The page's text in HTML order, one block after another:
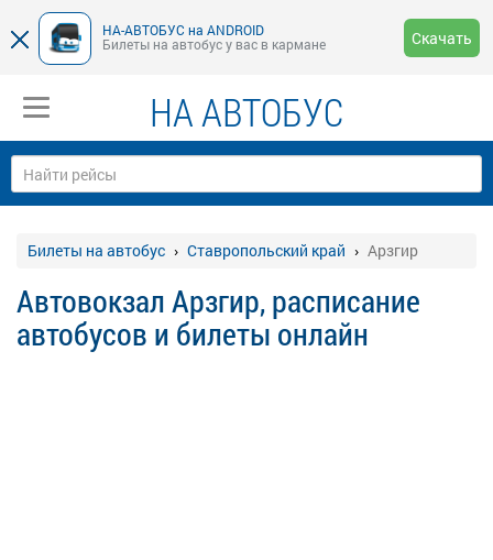
НА-АВТОБУС на ANDROID
Билеты на автобус у вас в кармане
Скачать
НА АВТОБУС
Билеты на автобус Ставропольский край Арзгир
Автовокзал Арзгир, расписание
автобусов и билеты онлайн